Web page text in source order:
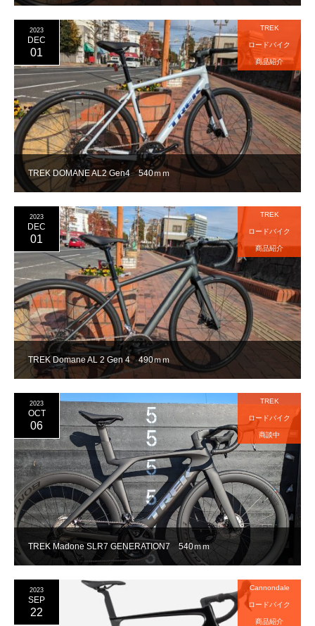
TREK DOMANE AL2 Gen4 540ｍｍ
2023
DEC
01
TREK
ロードバイク
商品紹介
TREK Domane AL 2 Gen 4 490ｍｍ
2023
DEC
01
TREK
ロードバイク
商品紹介
TREK Madone SLR7 GENERATION7 540ｍｍ
2023
OCT
06
TREK
ロードバイク
商談中
2023
SEP
22
Cannondale
ロードバイク
商品紹介